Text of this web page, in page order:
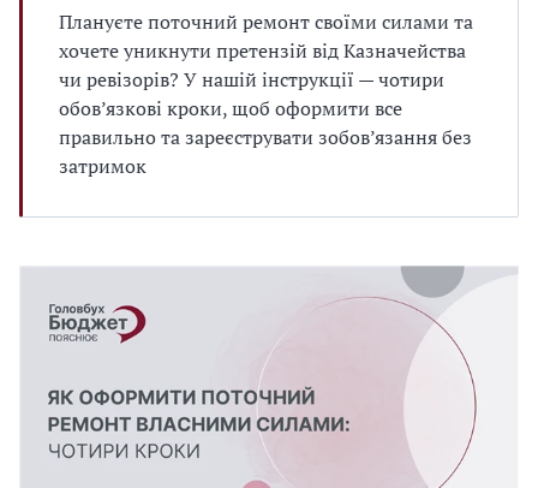
Плануєте поточний ремонт своїми силами та
хочете уникнути претензій від Казначейства
чи ревізорів? У нашій інструкції — чотири
обов’язкові кроки, щоб оформити все
правильно та зареєструвати зобов’язання без
затримок